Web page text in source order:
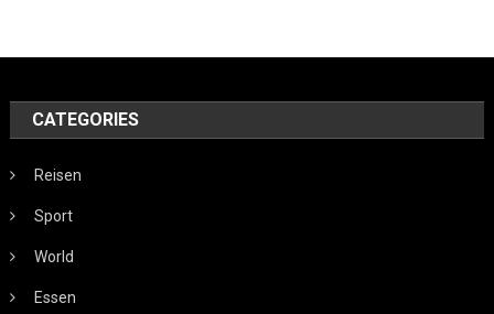
CATEGORIES
Reisen
Sport
World
Essen